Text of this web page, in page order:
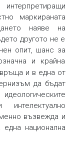
маркираната
наяве на
другото не е
опит, шанс за
и крайна
и в една от
да бъдат
възвежда и
национална